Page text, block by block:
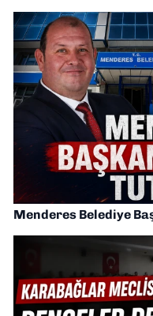
Menderes Belediye